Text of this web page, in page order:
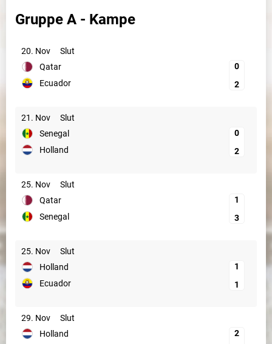
Gruppe A - Kampe
20. Nov
Slut
Qatar
Ecuador
0
2
21. Nov
Slut
Senegal
Holland
0
2
25. Nov
Slut
Qatar
Senegal
1
3
25. Nov
Slut
Holland
Ecuador
1
1
29. Nov
Slut
Holland
2